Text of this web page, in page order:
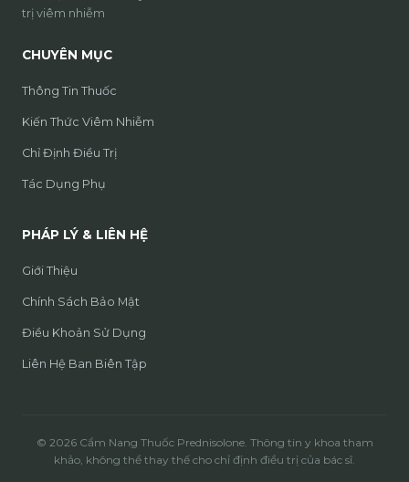
trị viêm nhiễm
CHUYÊN MỤC
Thông Tin Thuốc
Kiến Thức Viêm Nhiễm
Chỉ Định Điều Trị
Tác Dụng Phụ
PHÁP LÝ & LIÊN HỆ
Giới Thiệu
Chính Sách Bảo Mật
Điều Khoản Sử Dụng
Liên Hệ Ban Biên Tập
© 2026 Cẩm Nang Thuốc Prednisolone. Thông tin y khoa tham
khảo, không thể thay thế cho chỉ định điều trị của bác sĩ.